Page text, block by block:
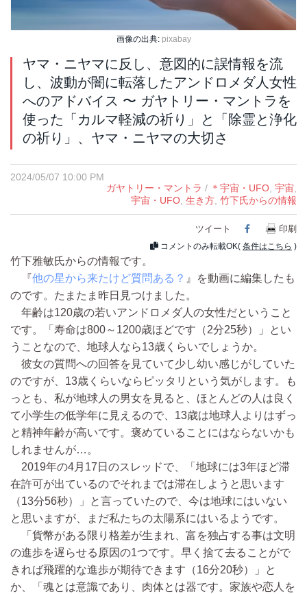
画像の出典: pixabay
ヤマ・ニヤマに反し、意図的に誤情報を流
し、波動が闇に転落したアンドロメダ人女性
へのアドバイス 〜 ガヤトリー・マントラを
使った「カルマ軽減の祈り」と「除霊と浄化
の祈り」、ヤマ・ニヤマの大切さ
2024/05/07 10:00 PM
ガヤトリー・マントラ / ＊宇宙・UFO, 宇宙,
宇宙・UFO, 生き方, 竹下氏からの情報
ツイート Facebook
印刷
コメントのみ転載OK( 条件はこちら )
竹下雅敏氏からの情報です。
『他の星から来たけど質問ある？ 』を動画に編集したも
のです。たまたま昨日見つけました。
年齢は120歳の若いアンドロメダ人の女性だということ
です。「寿命は800～1200歳ほどです（2分25秒）」とい
うことなので、地球人なら13歳くらいでしょうか。
彼女の質問への回答を見ていて少し幼い感じがしていた
のですが、13歳くらいならピッタリという気がします。も
っとも、私が地球人の男女を見ると、ほとんどの人は良く
て小学生の低学年に見えるので、13歳は地球人よりはずっ
と精神年齢が高いです。褒めていることにはならないかも
しれませんが…。
2019年の4月17日のスレッドで、「地球には3年ほど滞
在許可が出ているのでそれまでは滞在しようと思います
（13分56秒）」と言っていたので、今は地球にはいない
と思いますが、まだ私たちの太陽系にはいるようです。
「貨幣がある限り格差が生まれ、富を独占する事は文明
の進歩を遅らせる原因の1つです。早く捨て去ることがで
きれば飛躍的な進歩が期待できます（16分20秒）」と
か、「魂とは意識であり、肉体とは器です。家族や恋人を